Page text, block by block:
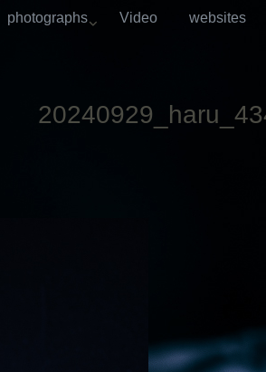
photographs Video websites